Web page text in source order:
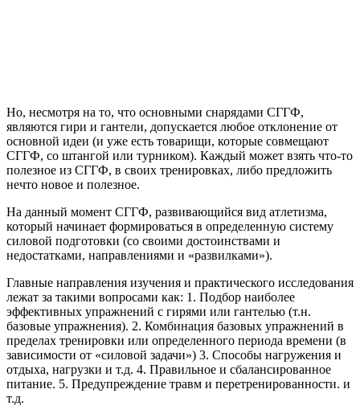
Но, несмотря на то, что основными снарядами СГГФ,
являются гири и гантели, допускается любое отклонение от
основной идеи (и уже есть товарищи, которые совмещают
СГГФ, со штангой или турником). Каждый может взять что-то
полезное из СГГФ, в своих тренировках, либо предложить
нечто новое и полезное.
На данный момент СГГФ, развивающийся вид атлетизма,
который начинает формироваться в определенную систему
силовой подготовки (со своими достоинствами и
недостатками, направлениями и «развилками»).
Главные направления изучения и практического исследования
лежат за такими вопросами как: 1. Подбор наиболее
эффективных упражнений с гирями или гантелью (т.н.
базовые упражнения). 2. Комбинация базовых упражнений в
пределах тренировки или определенного периода времени (в
зависимости от «силовой задачи») 3. Способы нагружения и
отдыха, нагрузки и т.д. 4. Правильное и сбалансированное
питание. 5. Предупреждение травм и перетренированности. и
т.д.